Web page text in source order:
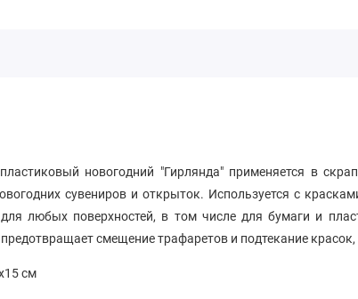
новогодний "Гирлянда" применяется в
сувениров и открыток. Используется с
любых поверхностей, в том числе для бумаги и
предотвращает смещение трафаретов и подтекание
см